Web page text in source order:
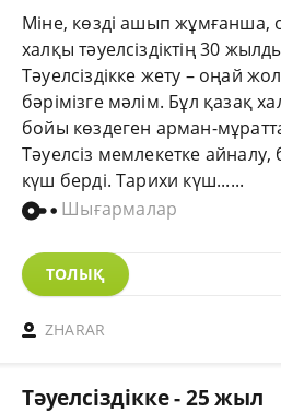
Міне, көзді ашып
халқы тәуелсіздіктің 30
Тәуелсіздікке жету – оңай
бәрімізге мәлім. Бұл қазақ
бойы көздеген арман-
Тәуелсіз мемлекетке айналу,
күш берді. Тарихи күш......
Шығармалар
ТОЛЫҚ
ZHARAR
Тәуелсіздікке - 25 жыл